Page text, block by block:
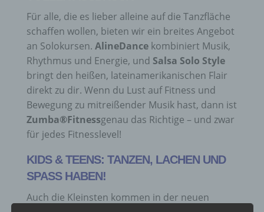
Für alle, die es lieber alleine auf die Tanzfläche
schaffen wollen, bieten wir ein breites Angebot
an Solokursen. AlineDancekombiniert Musik,
Rhythmus und Energie, und Salsa Solo Style
bringt den heißen, lateinamerikanischen Flair
direkt zu dir. Wenn du Lust auf Fitness und
Bewegung zu mitreißender Musik hast, dann ist
Zumba®Fitnessgenau das Richtige – und zwar
für jedes Fitnesslevel!
KIDS & TEENS: TANZEN, LACHEN UND
SPASS HABEN!
Auch die Kleinsten kommen in der neuen